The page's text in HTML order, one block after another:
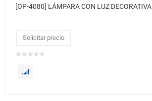
[OP-4080] LÁMPARA CON LUZ DECORATIVA
Solicitar precio